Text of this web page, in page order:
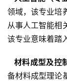
领域，该专业培
从事人工智能相
该专业意味着踏
材料成型及
备材料成型理论